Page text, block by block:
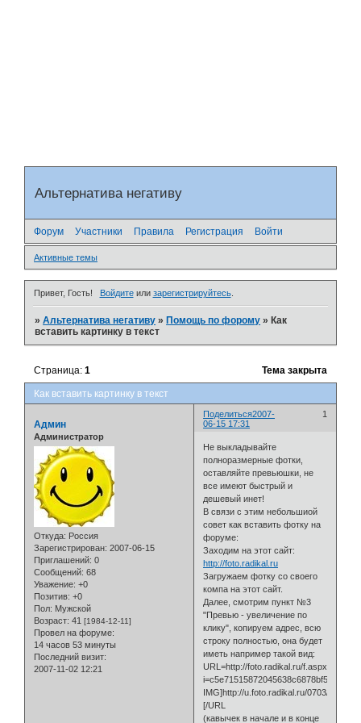
Альтернатива негативу
Форум Участники Правила Регистрация Войти
Активные темы
Привет, Гость! Войдитеили зарегистрируйтесь.
»Альтернатива негативу »Помощь по форому »Как
вставить картинку в текст
Как вставить картинку в текст
Страница:1 Тема закрыта
Поделиться 1
2007-
06-15 17:31
Админ
Администратор
Откуда: Россия
Зарегистрирован: 2007-06-15
Приглашений: 0
Сообщений: 68
Уважение: +0
Позитив: +0
Пол: Мужской
Возраст: 41 [1984-12-11]
Провел на форуме:
14 часов 53 минуты
Последний визит:
2007-11-02 12:21
Не выкладывайте
полноразмерные фотки,
оставляйте превьюшки, не
все имеют быстрый и
дешевый инет!
В связи с этим небольшиой
совет как вставить фотку на
форуме:
Заходим на этот сайт:
http://foto.radikal.ru
Загружаем фотку со своего
компа на этот сайт.
Далее, смотрим пункт №3
"Превью - увеличение по
клику", копируем адрес, всю
строку полностью, она будет
иметь например такой вид:
URL=http://foto.radikal.ru/f.aspx?
i=c5e71515872045638c6878bf51f35f6e]
IMG]http://u.foto.radikal.ru/0703/
[/URL
(кавычек в начале и в конце